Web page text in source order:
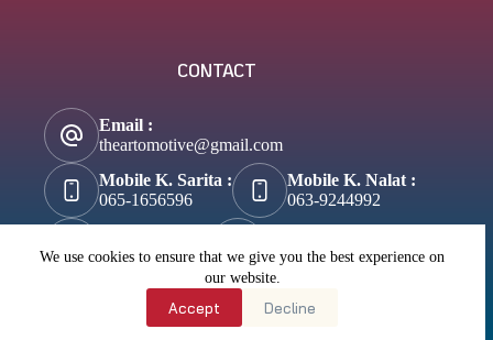
We use cookies to ensure that we give you the best experience on
our website.
Accept Decline
CONTACT
Email :
theartomotive@gmail.com
Mobile K. Sarita :
065-1656596
Mobile K. Nalat :
063-9244992
@theartomotive
Biztosuccess.com
About Lifestyle :
Wannateller.com